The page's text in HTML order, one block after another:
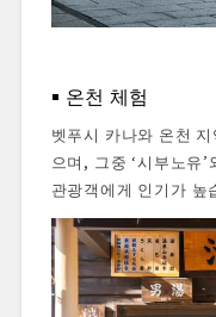
온천 체험
벳푸시 카나와 온천
으며, 그중 ‘시부노유
관광객에게 인기가 높